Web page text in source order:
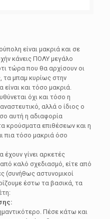
είναι μακριά και σε
κάνεις ΠΟΛΥ μεγάλο
τώρα που θα αρχίσουν οι
τα μπαμ κυρίως στην
και τόσο μακριά.
όχι και τόσο η
αλλά ο ίδιος ο
αυτή η αδιαφορία
κρούσματα επιθέσεων και η
πια τόσο μακριά όσο
γίνει αρκετές
από καλό σχεδιασμό, είτε από
(συνήθως αστυνομικοί
έστω τα βασικά, τα
Πέσε κάτω και